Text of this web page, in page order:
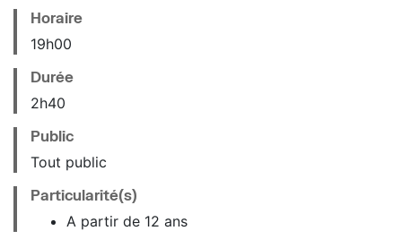
Horaire
19h00
Durée
2h40
Public
Tout public
Particularité(s)
A partir de 12 ans